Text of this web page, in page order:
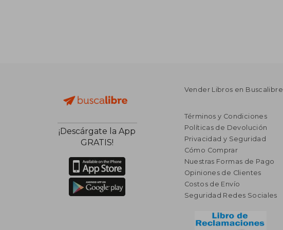
¡Descárgate la App
GRATIS!
Vender Libros en Buscalibre
Términos y Condiciones
Políticas de Devolución
Privacidad y Seguridad
Cómo Comprar
Nuestras Formas de Pago
Opiniones de Clientes
Costos de Envío
Seguridad Redes Sociales